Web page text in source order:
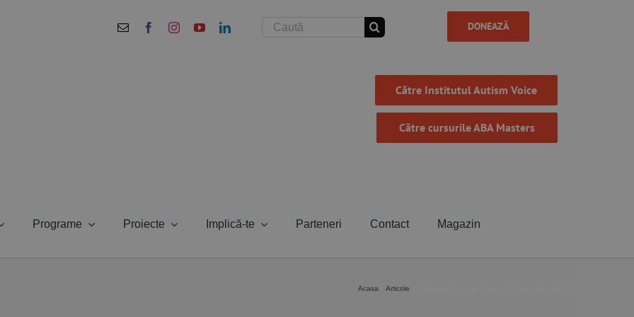
Cautare... DONEAZĂ
Către Institutul Autism Voice
Către cursurile ABA Masters
Programe Proiecte Implică-te Parteneri Contact Magazin
Acasa Articole